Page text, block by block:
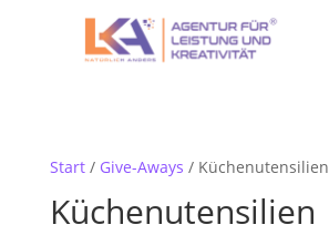
Start/ Give-Aways / Küchenutensilien
Küchenutensilien